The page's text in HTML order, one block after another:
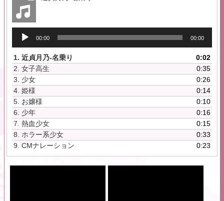
レ
ー
ヤ
ー
00:00 00:00
1. 近貞月乃-名乗り
0:02
2. 女子高生
0:35
3. 少女
0:26
4. 姫様
0:14
5. お嬢様
0:10
6. 少年
0:16
7. 熱血少女
0:15
8. ホラー系少女
0:33
9. CMナレーション 0:23